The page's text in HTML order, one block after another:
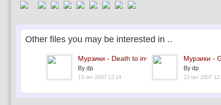
Other files you may be interested in ..
Мурзики - Death to inv...
By dp
13 окт 2007 12:14
Мурзики -
By dp
13 окт 2007